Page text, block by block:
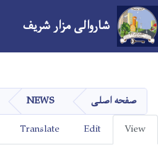
شاروالی مزار شریف
صفحه اصلی NEWS
Primary
tabs
View
Edit
Translate